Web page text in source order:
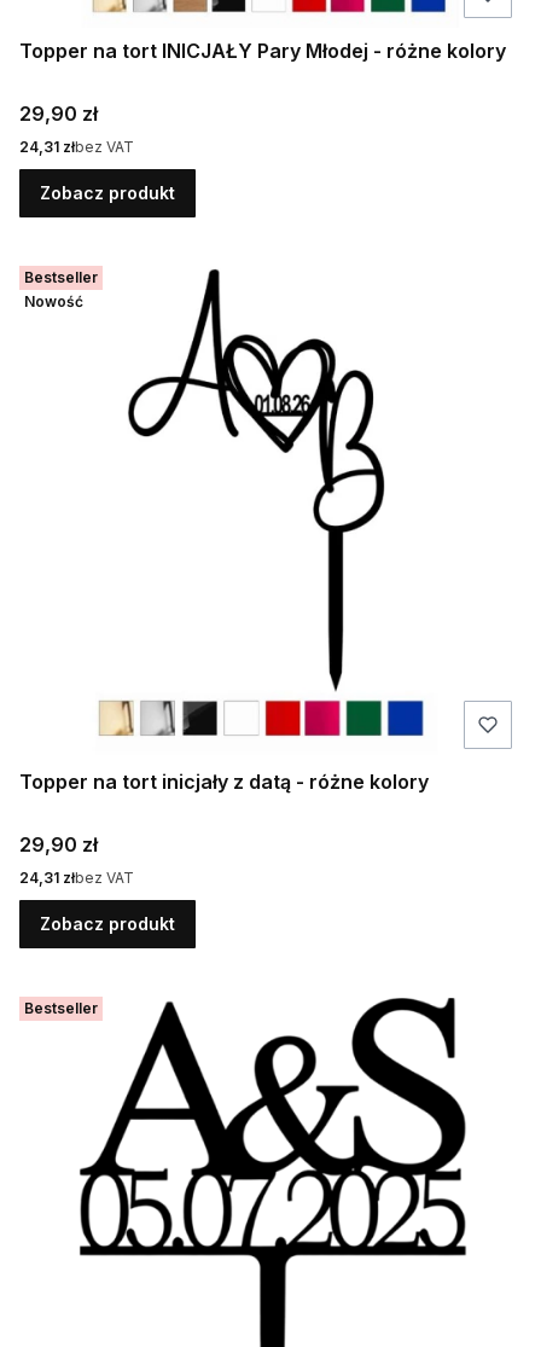
Topper na tort INICJAŁY Pary Młodej - różne kolory
Cena
29,90 zł
Cena
24,31 złbez VAT
Zobacz produkt
Bestseller
Nowość
Topper na tort inicjały z datą - różne kolory
Cena
29,90 zł
Cena
24,31 złbez VAT
Zobacz produkt
Bestseller